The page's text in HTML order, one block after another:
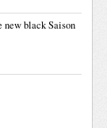
new black Saison